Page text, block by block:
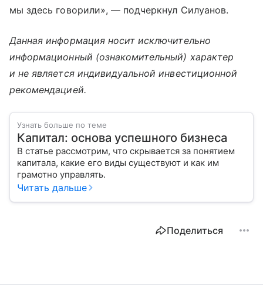
мы здесь говорили», — подчеркнул Силуанов.
Данная информация носит исключительно
информационный (ознакомительный) характер
и не является индивидуальной инвестиционной
рекомендацией.
Узнать больше по теме
Капитал: основа успешного бизнеса
В статье рассмотрим, что скрывается за понятием
капитала, какие его виды существуют и как им
грамотно управлять.
Читать дальше
Поделиться